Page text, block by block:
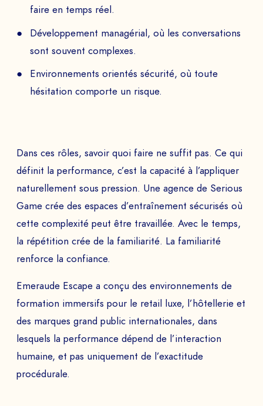
faire en temps réel.
Développement managérial, où les conversations
sont souvent complexes.
Environnements orientés sécurité, où toute
hésitation comporte un risque.
Dans ces rôles, savoir quoi faire ne suffit pas. Ce qui
définit la performance, c’est la capacité à l’appliquer
naturellement sous pression. Une agence de Serious
Game crée des espaces d’entraînement sécurisés où
cette complexité peut être travaillée. Avec le temps,
la répétition crée de la familiarité. La familiarité
renforce la confiance.
Emeraude Escape a conçu des environnements de
formation immersifs pour le retail luxe, l’hôtellerie et
des marques grand public internationales, dans
lesquels la performance dépend de l’interaction
humaine, et pas uniquement de l’exactitude
procédurale.